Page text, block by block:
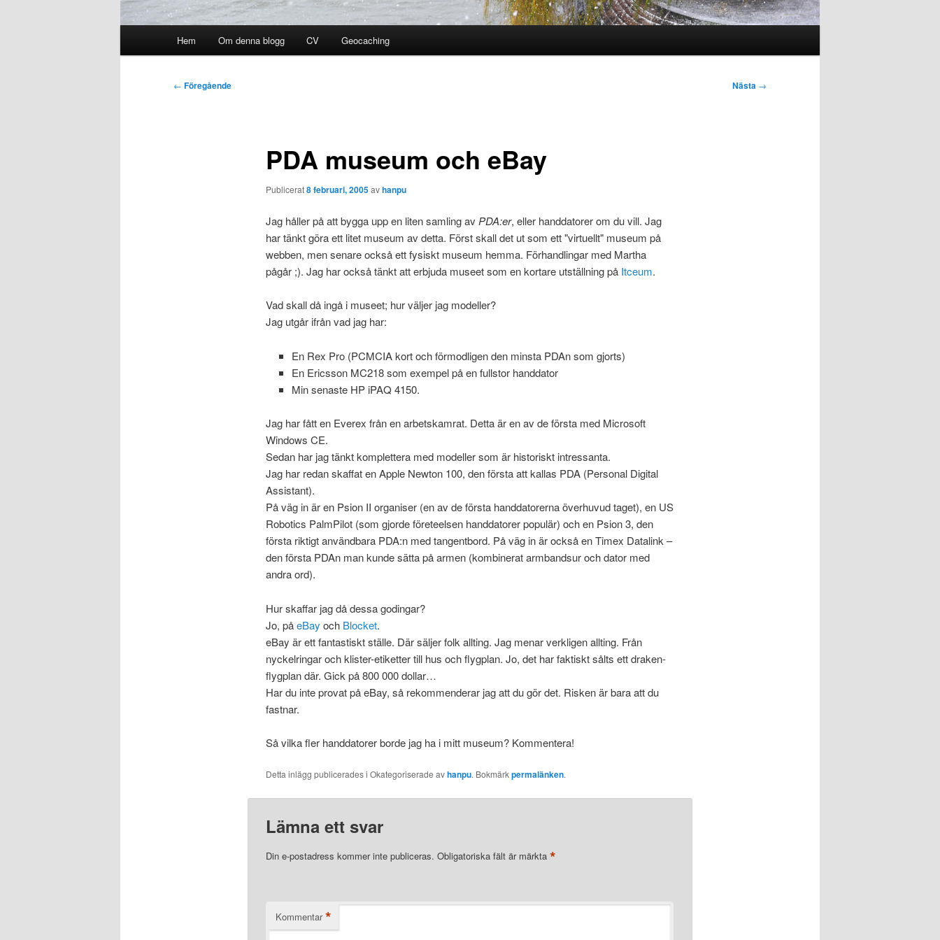
Hem Om denna blogg CV Geocaching
Inläggsnavigering
← Föregående Nästa →
PDA museum och eBay
Publicerat8 februari, 2005avhanpu
Jag håller på att bygga upp en liten samling av PDA:er, eller handdatorer om du vill. Jag
har tänkt göra ett litet museum av detta. Först skall det ut som ett "virtuellt" museum på
webben, men senare också ett fysiskt museum hemma. Förhandlingar med Martha
pågår ;). Jag har också tänkt att erbjuda museet som en kortare utställning på Itceum.
Vad skall då ingå i museet; hur väljer jag modeller?
Jag utgår ifrån vad jag har:
En Rex Pro (PCMCIA kort och förmodligen den minsta PDAn som gjorts)
En Ericsson MC218 som exempel på en fullstor handdator
Min senaste HP iPAQ 4150.
Jag har fått en Everex från en arbetskamrat. Detta är en av de första med Microsoft
Windows CE.
Sedan har jag tänkt komplettera med modeller som är historiskt intressanta.
Jag har redan skaffat en Apple Newton 100, den första att kallas PDA (Personal Digital
Assistant).
På väg in är en Psion II organiser (en av de första handdatorerna överhuvud taget), en US
Robotics PalmPilot (som gjorde företeelsen handdatorer populär) och en Psion 3, den
första riktigt användbara PDA:n med tangentbord. På väg in är också en Timex Datalink –
den första PDAn man kunde sätta på armen (kombinerat armbandsur och dator med
andra ord).
Hur skaffar jag då dessa godingar?
Jo, påeBay och Blocket.
eBay är ett fantastiskt ställe. Där säljer folk allting. Jag menar verkligen allting. Från
nyckelringar och klister-etiketter till hus och flygplan. Jo, det har faktiskt sålts ett draken-
flygplan där. Gick på 800 000 dollar…
Har du inte provat på eBay, så rekommenderar jag att du gör det. Risken är bara att du
fastnar.
Så vilka fler handdatorer borde jag ha i mitt museum? Kommentera!
Detta inlägg publicerades i Okategoriserade avhanpu. Bokmärkpermalänken.
Lämna ett svar
Din e-postadress kommer inte publiceras. Obligatoriska fält är märkta *
Kommentar *